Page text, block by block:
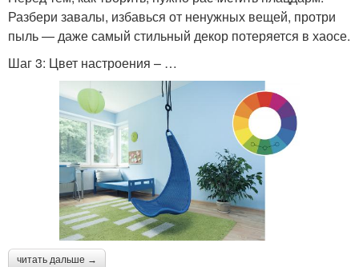
Разбери завалы, избавься от ненужных вещей, протри
пыль — даже самый стильный декор потеряется в хаосе.
Шаг 3: Цвет настроения – …
читать дальше →